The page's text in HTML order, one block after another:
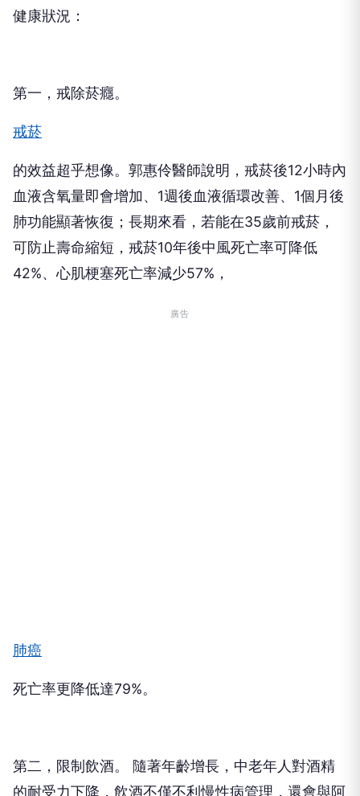
健康狀況：
第一，戒除菸癮。
戒菸
的效益超乎想像。郭惠伶醫師說明，戒菸後12小時內
血液含氧量即會增加、1週後血液循環改善、1個月後
肺功能顯著恢復；長期來看，若能在35歲前戒菸，
可防止壽命縮短，戒菸10年後中風死亡率可降低
42%、心肌梗塞死亡率減少57%，
廣告
肺癌
死亡率更降低達79%。
第二，限制飲酒。 隨著年齡增長，中老年人對酒精
的耐受力下降，飲酒不僅不利慢性病管理，還會與阿